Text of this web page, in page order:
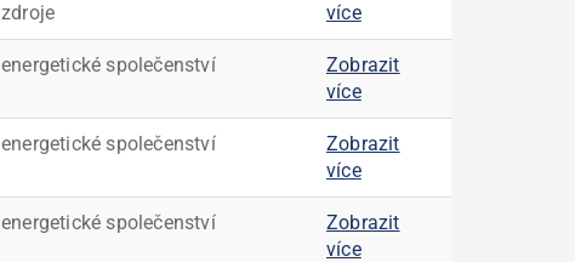
zdroje
více
energetické společenství
Zobrazit
více
energetické společenství
Zobrazit
více
energetické společenství
Zobrazit
více